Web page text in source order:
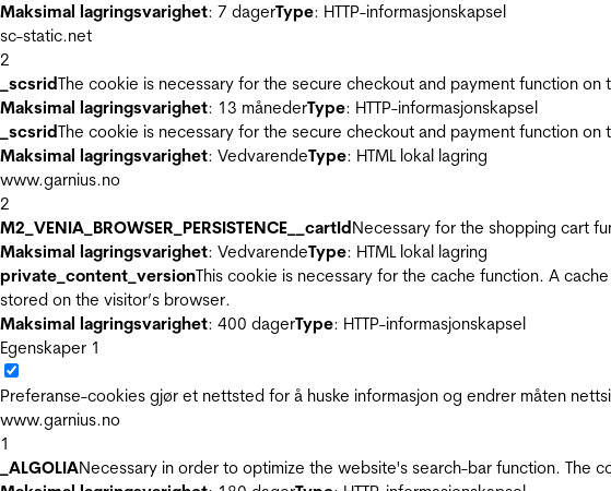
Maksimal lagringsvarighet: 7 dagerType: HTTP-informasjonskapsel
sc-static.net
2
_scsridThe cookie is necessary for the secure checkout and payment function
Maksimal lagringsvarighet: 13 månederType: HTTP-informasjonskapsel
_scsridThe cookie is necessary for the secure checkout and payment function
Maksimal lagringsvarighet: VedvarendeType: HTML lokal lagring
www.garnius.no
2
M2_VENIA_BROWSER_PERSISTENCE__cartIdNecessary for the shopping cart
Maksimal lagringsvarighet: VedvarendeType: HTML lokal lagring
private_content_versionThis cookie is necessary for the cache function. A
stored on the visitor’s browser.
Maksimal lagringsvarighet: 400 dagerType: HTTP-informasjonskapsel
Egenskaper 1
Preferanse-cookies gjør et nettsted for å huske informasjon og endrer måten
www.garnius.no
1
_ALGOLIANecessary in order to optimize the website's search-bar function. The